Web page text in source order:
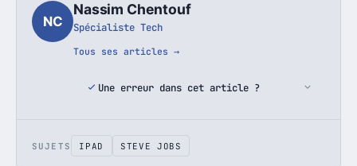
NC
Nassim Chentouf
Spécialiste Tech
Tous ses articles →
Une erreur dans cet article ?
SUJETS IPAD STEVE JOBS